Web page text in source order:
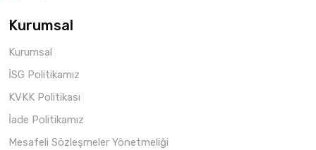
Kurumsal
Kurumsal
İSG Politikamız
KVKK Politikası
İade Politikamız
Mesafeli Sözleşmeler Yönetmeliği